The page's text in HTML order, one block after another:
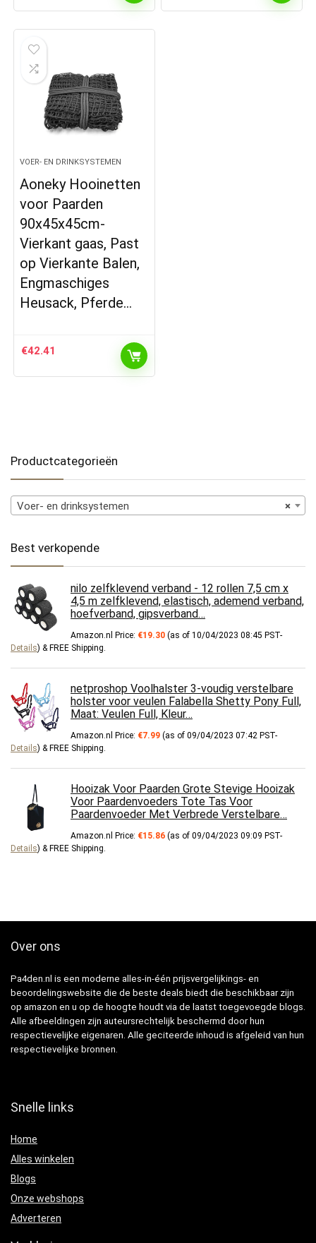
VOER- EN DRINKSYSTEMEN
Aoneky Hooinetten
voor Paarden
90x45x45cm-
Vierkant gaas, Past
op Vierkante Balen,
Engmaschiges
Heusack, Pferde…
€42.41
Productcategorieën
×
Voer- en drinksystemen
Best verkopende
nilo zelfklevend verband - 12 rollen 7,5 cm x
4,5 m zelfklevend, elastisch, ademend verband,
hoefverband, gipsverband…
Amazon.nl Price: €19.30 (as of 10/04/2023 08:45 PST-
Details) & FREE Shipping.
netproshop Voolhalster 3-voudig verstelbare
holster voor veulen Falabella Shetty Pony Full,
Maat: Veulen Full, Kleur…
Amazon.nl Price: €7.99 (as of 09/04/2023 07:42 PST-
Details) & FREE Shipping.
Hooizak Voor Paarden Grote Stevige Hooizak
Voor Paardenvoeders Tote Tas Voor
Paardenvoeder Met Verbrede Verstelbare…
Amazon.nl Price: €15.86 (as of 09/04/2023 09:09 PST-
Details) & FREE Shipping.
Over ons
Pa4den.nl is een moderne alles-in-één prijsvergelijkings- en
beoordelingswebsite die de beste deals biedt die beschikbaar zijn
op amazon en u op de hoogte houdt via de laatst toegevoegde blogs.
Alle afbeeldingen zijn auteursrechtelijk beschermd door hun
respectievelijke eigenaren. Alle geciteerde inhoud is afgeleid van hun
respectievelijke bronnen.
Snelle links
Home
Alles winkelen
Blogs
Onze webshops
Adverteren